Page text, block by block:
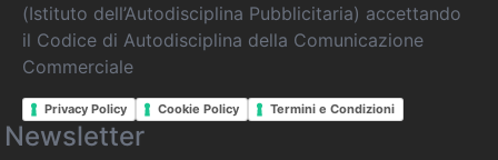
(Istituto dell’Autodisciplina Pubblicitaria) accettando
il Codice di Autodisciplina della Comunicazione
Commerciale
Privacy Policy Cookie Policy Termini e Condizioni
Newsletter